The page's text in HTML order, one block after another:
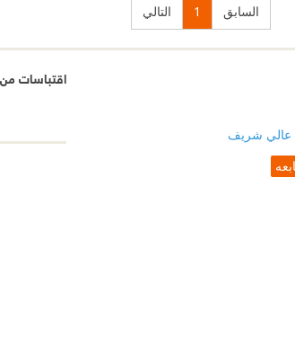
السابق 1 التالي
عالي شريف
اقتباسات